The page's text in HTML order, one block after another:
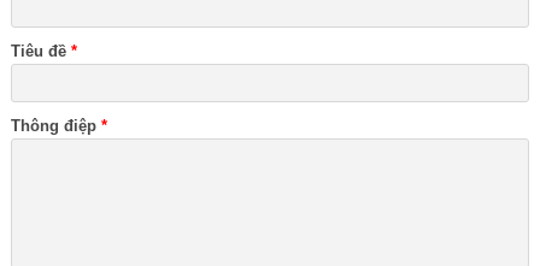
Tiêu đề *
Thông điệp *